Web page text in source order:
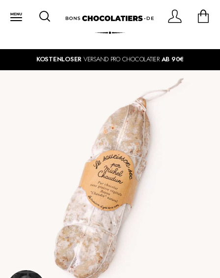
KOSTENLOSER VERSAND PRO CHOCOLATIER AB 90€